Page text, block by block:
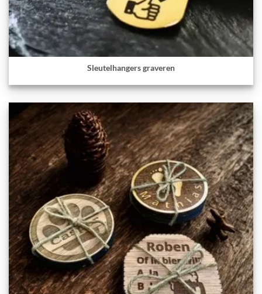
Sleutelhangers graveren